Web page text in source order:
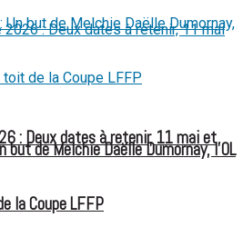
de Melchie Daëlle Dumornay, l’OL
la Coupe LFFP
: Deux dates à retenir, 11 mai et